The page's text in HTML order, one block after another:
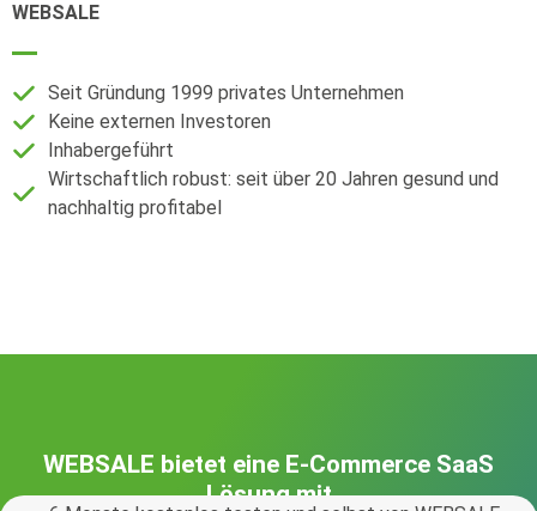
WEBSALE
Seit Gründung 1999 privates Unternehmen
Keine externen Investoren
Inhabergeführt
Wirtschaftlich robust: seit über 20 Jahren gesund und
nachhaltig profitabel
WEBSALE bietet eine E-Commerce SaaS
Lösung mit